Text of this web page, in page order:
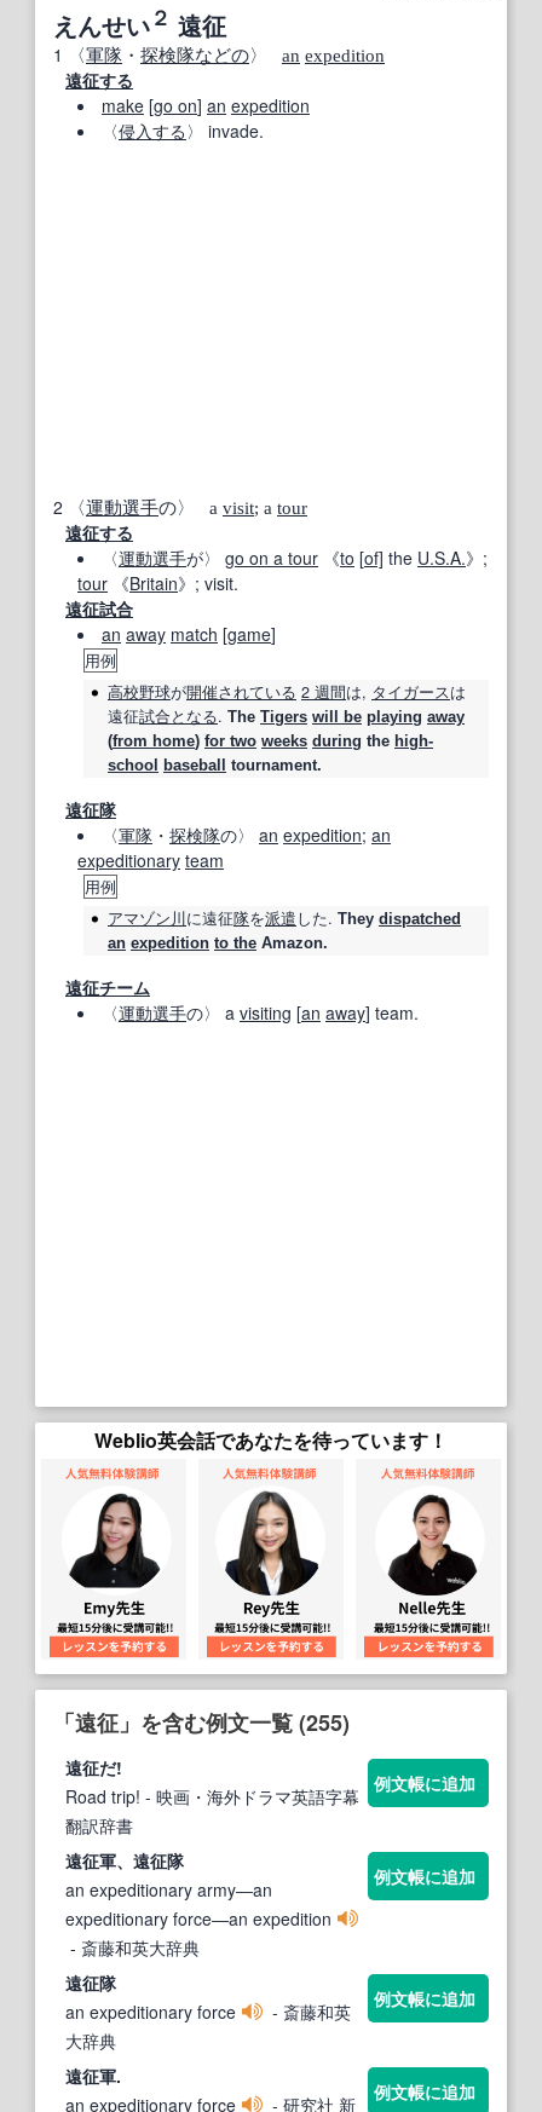
えんせい２ 遠征
1 〈軍隊 ・ 探検隊などの〉 an expedition
遠征する
make [go on] an expedition
〈侵入する 〉 invade.
2 〈運動選手の〉 a visit; a tour
遠征する
〈運動選手が〉 go on a tour 《to [of] the U.S.A.》;
tour 《Britain》; visit.
遠征試合
an away match [game]
用例
高校野球が開催されている 2 週間は, タイガースは
遠征試合となる. The Tigers will be playing away
(from home) for two weeks during the high‐
school
baseball tournament.
遠征隊
〈軍隊 ・ 探検隊の〉 an expedition; an
expeditionary team
用例
アマゾン川に遠征隊を派遣した. They dispatched
an expedition to the Amazon.
遠征チーム
〈運動選手の〉 a visiting [an away] team.
Weblio英会話であなたを待っています！
「遠征」を含む例文一覧 (255)
遠征だ!
Road trip! - 映画・海外ドラマ英語字幕
翻訳辞書
例文帳に追加
遠征軍、 遠征隊
an expeditionary army―an
expeditionary force―an expedition
- 斎藤和英大辞典
例文帳に追加
遠征隊
an expeditionary force
- 斎藤和英
大辞典
例文帳に追加
遠征軍.
an expeditionary force
- 研究社 新
例文帳に追加